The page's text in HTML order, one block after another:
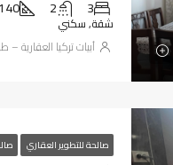
3
2 140 م2
شقة, سكني
أبيات تركيا العقارية –
صالحة للتطوير العقاري